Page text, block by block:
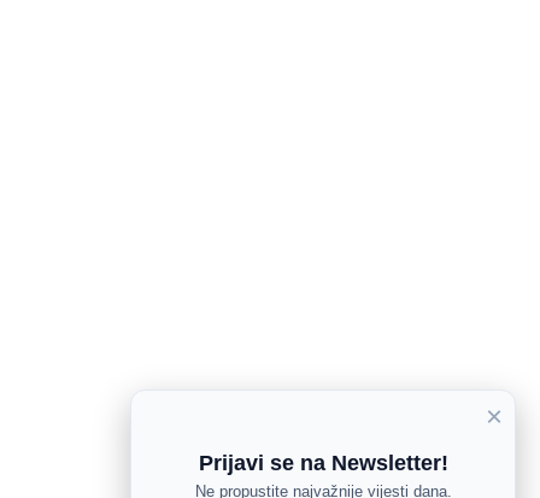
×
Prijavi se na Newsletter!
Ne propustite najvažnije vijesti dana.